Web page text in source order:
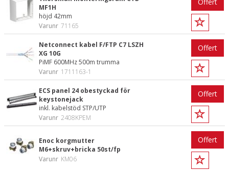
MF1H
höjd 42mm
Varunr 71165
Netconnect kabel F/FTP C7 LSZH
XG 10G
PiMF 600MHz 500m trumma
Varunr 1711163-1
Offert
ECS panel 24 obestyckad för
keystonejack
inkl. kabelstöd STP/UTP
Varunr 2408KPEM
Offert
Enoc korgmutter
M6+skruv+bricka 50st/fp
Varunr KM06
Offert